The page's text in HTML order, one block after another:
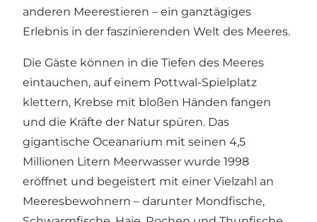
anderen Meerestieren – ein ganztägiges
Erlebnis in der faszinierenden Welt des Meeres.
Die Gäste können in die Tiefen des Meeres
eintauchen, auf einem Pottwal-Spielplatz
klettern, Krebse mit bloßen Händen fangen
und die Kräfte der Natur spüren. Das
gigantische Oceanarium mit seinen 4,5
Millionen Litern Meerwasser wurde 1998
eröffnet und begeistert mit einer Vielzahl an
Meeresbewohnern – darunter Mondfische,